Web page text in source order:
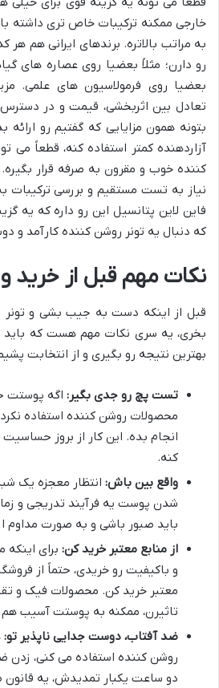
خارجی ممکنه ترکیبات خاص تری داشته
به مراتب بالاتره. برندهای ایرانی هم
رو دارن؛ مثلاً بعضیا روی عصاره های
بعضیا روی فرمولاسیون های علمی.
تعادل بین اثربخشی، قیمت و در دسترس
بتونه همون مزایایی که گفتیم رو ارائه
آزاردهنده کمتر استفاده کنه، قطعاً می
کننده خوب و مقرون به صرفه قرار
نیاز به تست مستقیم و بررسی ترکیبات
فاین لاین پتانسیل این رو داره که یه
که دنبال یه تونر روشن کننده کارآمد و
نکات مهم قبل از خرید
قبل از اینکه دست به جیب بشی و تونر
بخری، یه سری نکات مهم هست که باید
بهترین نتیجه رو بگیری و از انتخابت
تست پچ رو جدی بگیر: اگه پوستت
محصولات روشن کننده استفاده
انجام بده. این کار از بروز
کنه.
واقع بین باش: انتظار معجزه یک
شدن پوست یه فرآیند تدریجی و
باید صبور باشی و به صورت مداوم
از منابع معتبر خرید کن: برای
و باکیفیت رو خریدی، حتماً از
معتبر خرید کن. محصولات فیک و
تاثیرن، ممکنه به پوستت آسیب هم
ضد آفتاب، دوست جدایی ناپذیر تو:
دو ساعت یکبار تمدیدش، یه قانون